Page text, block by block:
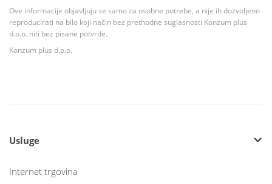
Ove informacije objavljuju se samo za osobne potrebe, a nije ih dozvoljeno
reproducirati na bilo koji način bez prethodne suglasnosti Konzum plus
d.o.o. niti bez pisane potvrde.
Konzum plus d.o.o.
Usluge
Internet trgovina